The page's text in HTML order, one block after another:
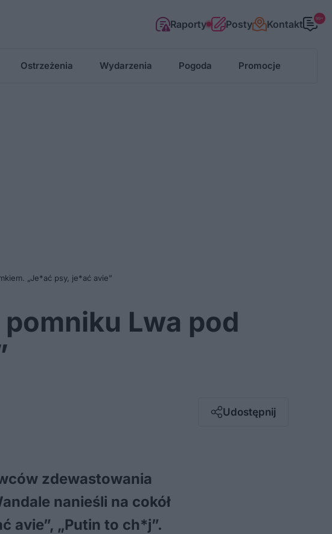
Raporty Posty Kontakt 99+
Ostrzeżenia Wydarzenia Pogoda Promocje
„Je*ać psy, je*ać avie”
Lwa pod
Udostępnij
Messenger
zdewastowania
nanieśli na cokół
avie”, „Putin to ch*j”.